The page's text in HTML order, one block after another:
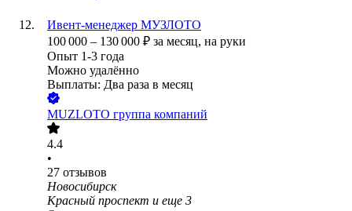
Ивент-менеджер МУЗЛОТО
100 000 – 130 000 ₽ за месяц, на руки
Опыт 1-3 года
Можно удалённо
Выплаты: Два раза в месяц
MUZLOTO группа компаний
4.4
•
27 отзывов
Новосибирск
Красный проспект и еще 3